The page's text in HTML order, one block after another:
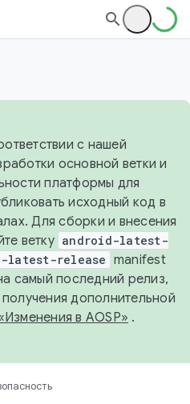
с нашей
основной ветки и
платформы для
исходный код в
Для сборки и внесения
ветку android-latest-
latest-release manifest
самый последний релиз,
дополнительной
в AOSP» .